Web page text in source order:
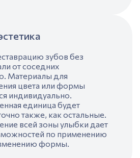
зубов без
от соседних
Материалы для
цвета или формы
индивидуально.
единица будет
также, как остальные.
всей зоны улыбки дает
по применению
формы.